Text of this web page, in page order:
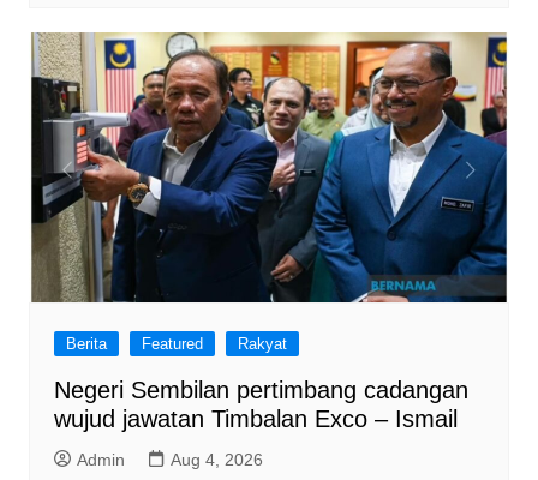
Berita Featured Rakyat
Negeri Sembilan pertimbang cadangan
wujud jawatan Timbalan Exco – Ismail
Admin Aug 4, 2026